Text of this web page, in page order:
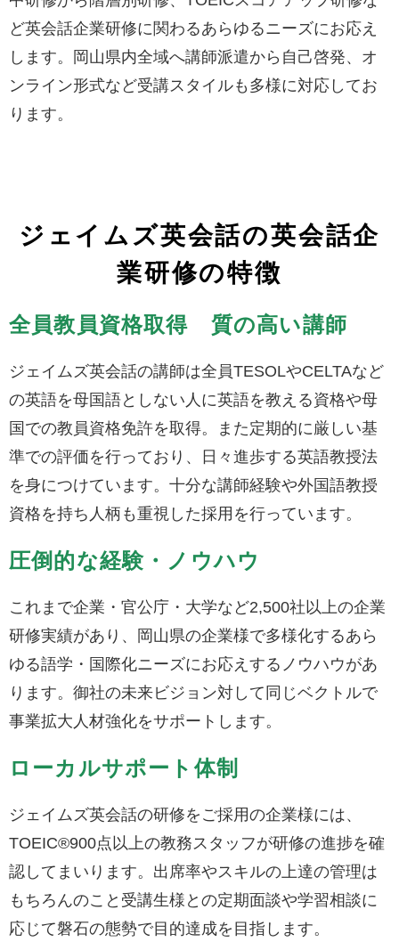
ど英会話企業研修に関わるあらゆるニーズにお応え
します。岡山県内全域へ講師派遣から自己啓発、オ
ンライン形式など受講スタイルも多様に対応してお
ります。
ジェイムズ英会話の英会話企
業研修の特徴
全員教員資格取得 質の高い講師
ジェイムズ英会話の講師は全員TESOLやCELTAなど
の英語を母国語としない人に英語を教える資格や母
国での教員資格免許を取得。また定期的に厳しい基
準での評価を行っており、日々進歩する英語教授法
を身につけています。十分な講師経験や外国語教授
資格を持ち人柄も重視した採用を行っています。
圧倒的な経験・ノウハウ
これまで企業・官公庁・大学など2,500社以上の企業
研修実績があり、岡山県の企業様で多様化するあら
ゆる語学・国際化ニーズにお応えするノウハウがあ
ります。御社の未来ビジョン対して同じベクトルで
事業拡大人材強化をサポートします。
ローカルサポート体制
ジェイムズ英会話の研修をご採用の企業様には、
TOEIC®900点以上の教務スタッフが研修の進捗を確
認してまいります。出席率やスキルの上達の管理は
もちろんのこと受講生様との定期面談や学習相談に
応じて磐石の態勢で目的達成を目指します。